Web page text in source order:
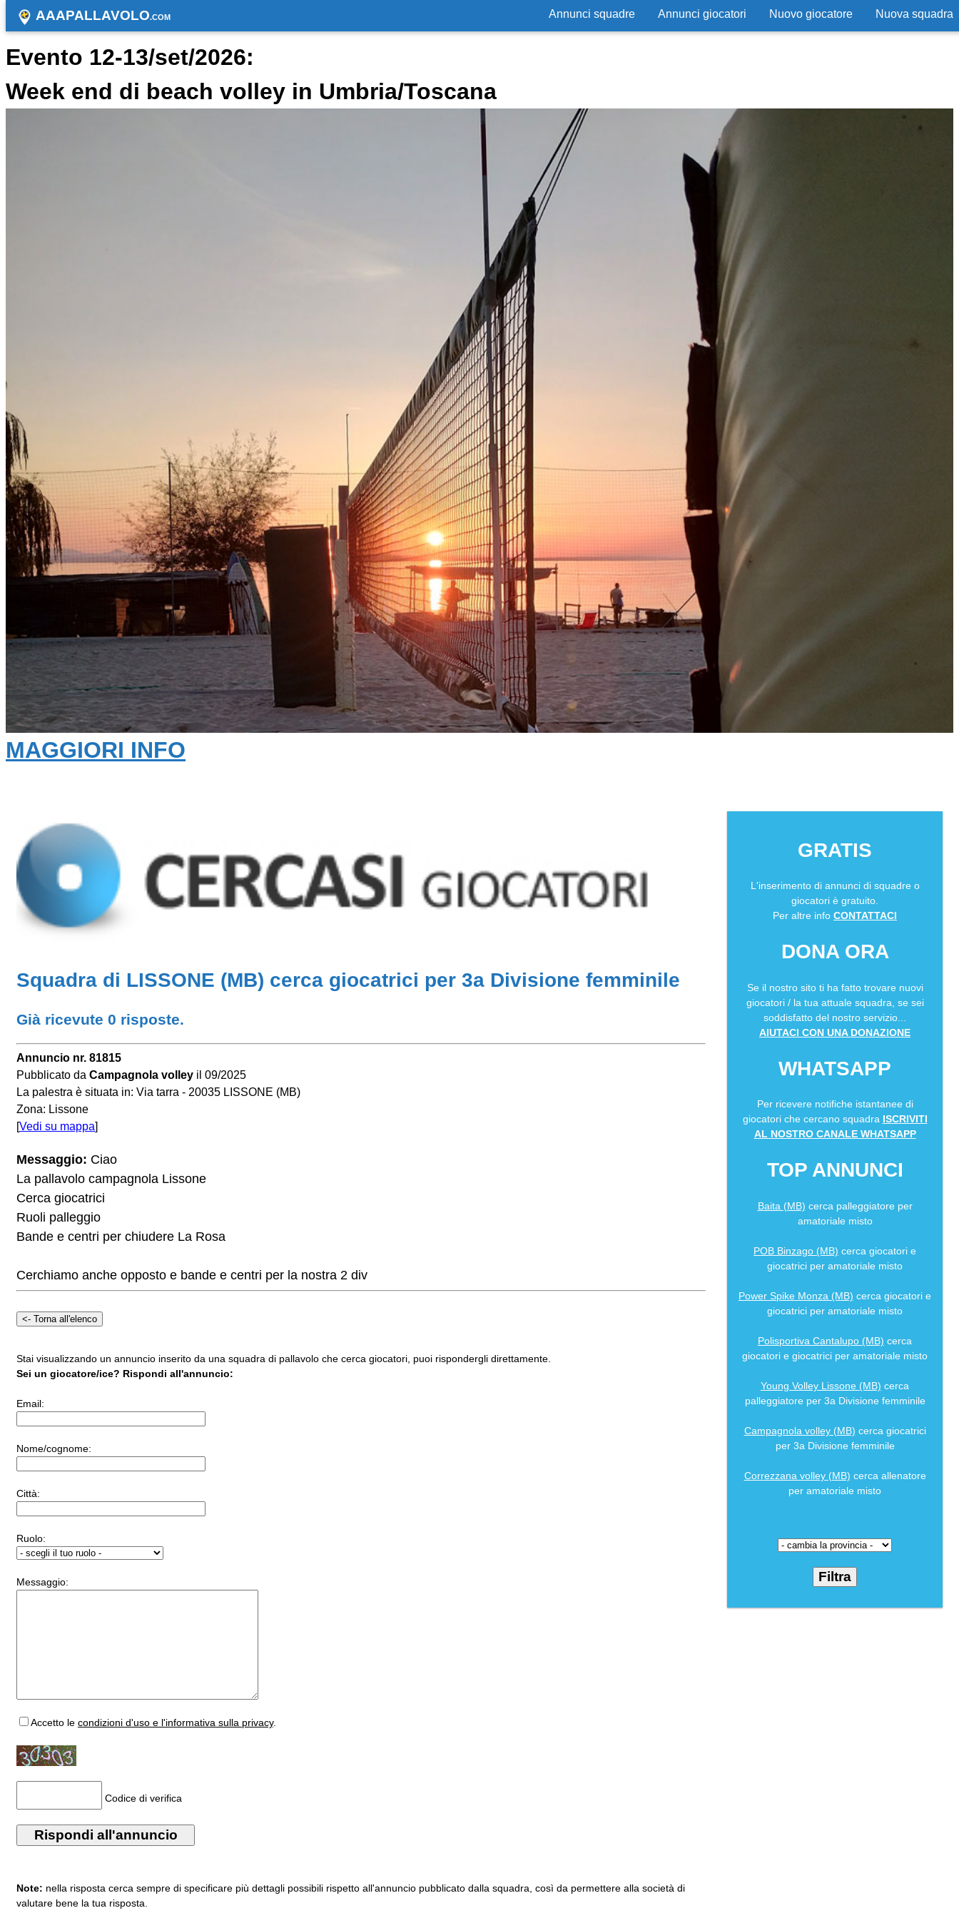
AAAPALLAVOLO.COM Annunci squadre Annunci giocatori Nuovo giocatore Nuova squadra
Evento 12-13/set/2026:
Week end di beach volley in Umbria/Toscana
MAGGIORI INFO
Squadra di LISSONE (MB) cerca giocatrici per 3a Divisione femminile
Già ricevute 0 risposte.
Annuncio nr. 81815
Pubblicato da Campagnola volley il 09/2025
La palestra è situata in: Via tarra - 20035 LISSONE (MB)
Zona: Lissone
[Vedi su mappa]
Messaggio: Ciao
La pallavolo campagnola Lissone
Cerca giocatrici
Ruoli palleggio
Bande e centri per chiudere La Rosa
Cerchiamo anche opposto e bande e centri per la nostra 2 div
Stai visualizzando un annuncio inserito da una squadra di pallavolo che cerca giocatori, puoi rispondergli direttamente.
Sei un giocatore/ice? Rispondi all'annuncio:
Email:
Nome/cognome:
Città:
Ruolo:
Messaggio:
Accetto le condizioni d'uso e l'informativa sulla privacy.
Codice di verifica
Note: nella risposta cerca sempre di specificare più dettagli possibili rispetto all'annuncio pubblicato dalla squadra, così da permettere alla società di
valutare bene la tua risposta.
GRATIS
L'inserimento di annunci di squadre o
giocatori è gratuito.
Per altre info CONTATTACI
DONA ORA
Se il nostro sito ti ha fatto trovare nuovi
giocatori / la tua attuale squadra, se sei
soddisfatto del nostro servizio...
AIUTACI CON UNA DONAZIONE
WHATSAPP
Per ricevere notifiche istantanee di
giocatori che cercano squadra ISCRIVITI
AL NOSTRO CANALE WHATSAPP
TOP ANNUNCI
Baita (MB) cerca palleggiatore per
amatoriale misto
POB Binzago (MB) cerca giocatori e
giocatrici per amatoriale misto
Power Spike Monza (MB) cerca giocatori e
giocatrici per amatoriale misto
Polisportiva Cantalupo (MB) cerca
giocatori e giocatrici per amatoriale misto
Young Volley Lissone (MB) cerca
palleggiatore per 3a Divisione femminile
Campagnola volley (MB) cerca giocatrici
per 3a Divisione femminile
Correzzana volley (MB) cerca allenatore
per amatoriale misto